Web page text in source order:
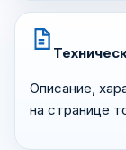
Описание,
на странице